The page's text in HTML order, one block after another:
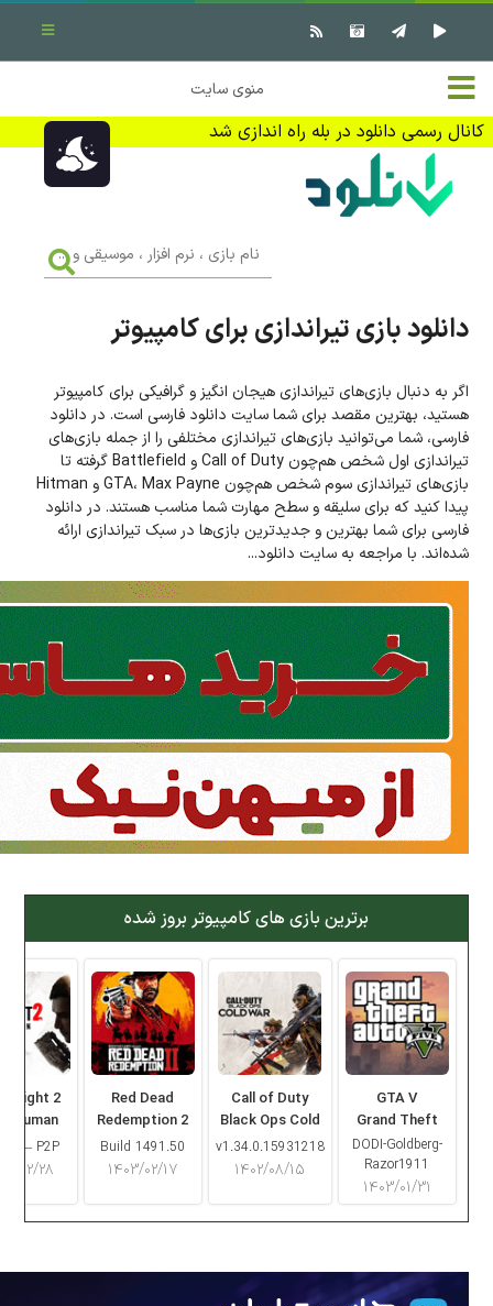
خانه
تماس با ما
تبلیغات
منوی سایت
کانال رسمی دانلود در بله راه اندازی شد
✖ بستن منو
نرم افزار کامپیوتر
بازی کامپیوتر
کتاب
وبلاگ
جهت دریافت آخرین اخبار و اطلاعات ما را در کانال رسمی دانلود در
بله دنبال کنید (ورود)
بازی
،
،
موسیقی
دانلود بازی تیراندازی برای کامپیوتر
اگر به دنبال بازی‌های تیراندازی هیجان انگیز و گرافیکی برای کامپیوتر
هستید، بهترین مقصد برای شما سایت دانلود فارسی است. در دانلود
فارسی، شما می‌توانید بازی‌های تیراندازی مختلفی را از جمله بازی‌های
تیراندازی اول شخص هم‌چون Call of Duty و Battlefield گرفته تا
بازی‌های تیراندازی سوم شخص هم‌چون GTA، Max Payne و Hitman
پیدا کنید که برای سلیقه و سطح مهارت شما مناسب هستند. در دانلود
فارسی برای شما بهترین و جدیدترین بازی‌ها در سبک تیراندازی ارائه
شده‌اند. با مراجعه به سایت دانلود...
برترین بازی های کامپیوتر بروز شده
GTA V
Grand Theft
Auto V
DODI-Goldberg-
Razor1911
۱۴۰۳/۰۱/۳۱
Call of Duty
Black Ops Cold
War
v1.34.0.15931218
۱۴۰۲/۰۸/۱۵
Red Dead
Redemption 2
Build 1491.50
۱۴۰۳/۰۲/۱۷
Light 2
Human
– P2P
۱۴۰۳/